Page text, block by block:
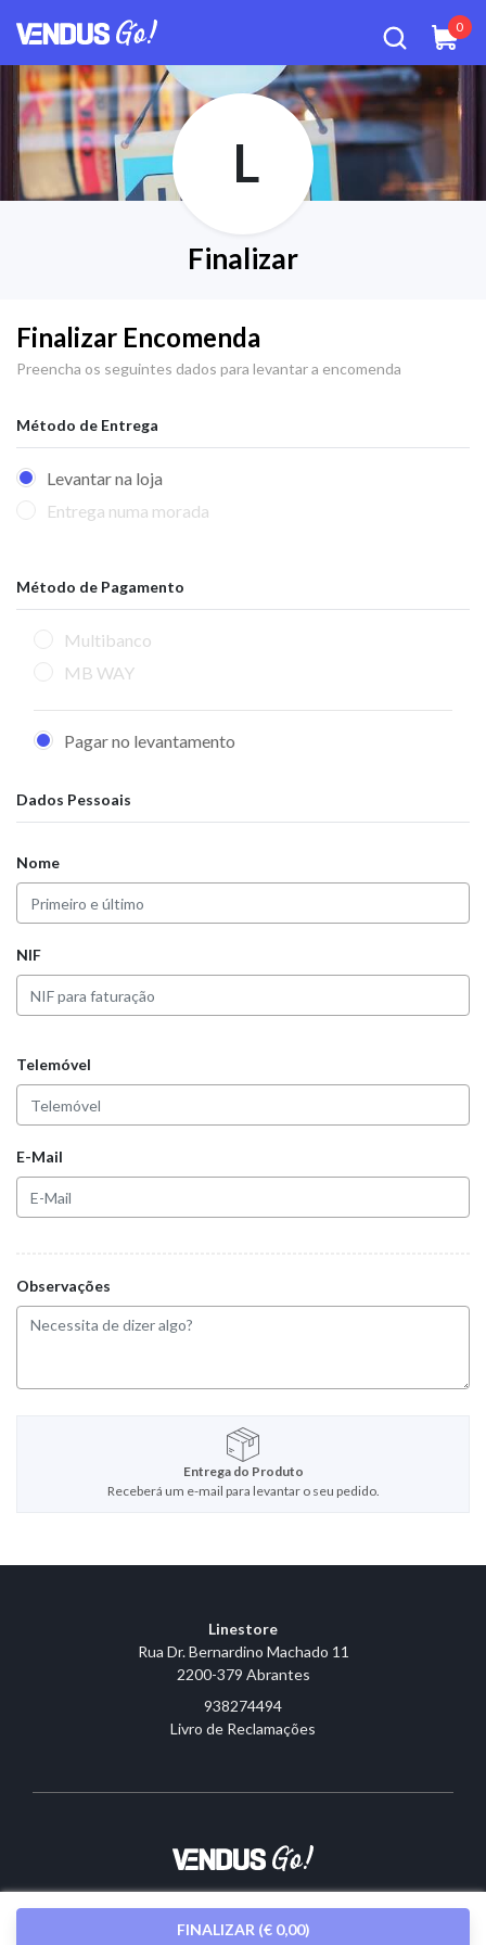
0
L
Finalizar
Finalizar Encomenda
Preencha os seguintes dados para levantar a encomenda
Método de Entrega
Levantar na loja
Entrega numa morada
Método de Pagamento
Multibanco
MB WAY
Pagar no levantamento
Dados Pessoais
Nome
NIF
Telemóvel
E-Mail
Observações
Entrega do Produto
Receberá um e-mail para levantar o seu pedido.
FINALIZAR (€ 0,00)
Linestore
Rua Dr. Bernardino Machado 11
2200-379 Abrantes
938274494
Livro de Reclamações
Sobre o Vendus|Contactos